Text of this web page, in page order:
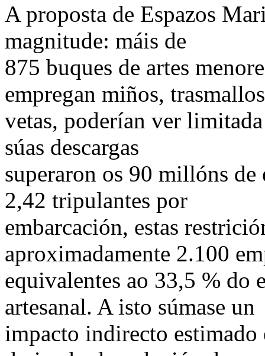
A proposta de Espazos
magnitude: máis de
875 buques de artes
empregan miños,
vetas, poderían ver
súas descargas
superaron os 90 millóns de
2,42 tripulantes por
embarcación, estas
aproximadamente 2.100
equivalentes ao 33,5 % do
artesanal. A isto súmase un
impacto indirecto